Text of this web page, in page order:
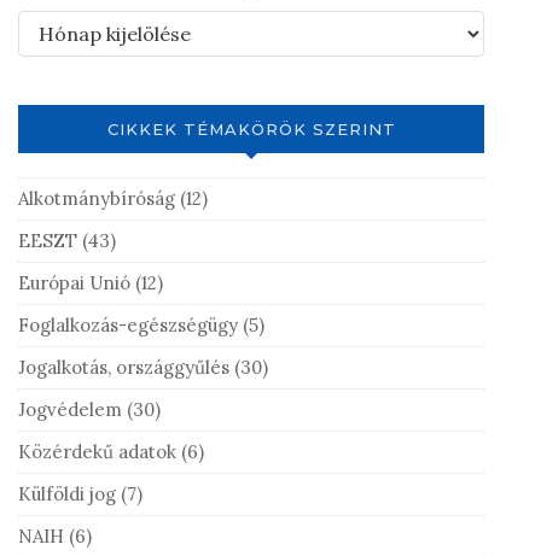
CIKKEK TÉMAKÖRÖK SZERINT
Alkotmánybíróság (12)
EESZT (43)
Európai Unió (12)
Foglalkozás-egészségügy (5)
Jogalkotás, országgyűlés (30)
Jogvédelem (30)
Közérdekű adatok (6)
Külföldi jog (7)
NAIH (6)